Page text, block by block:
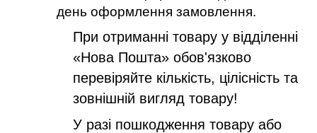
день оформлення замовлення.
При отриманні товару у відділенні
«Нова Пошта» обов'язково
перевіряйте кількість, цілісність та
зовнішній вигляд товару!
У разі пошкодження товару або